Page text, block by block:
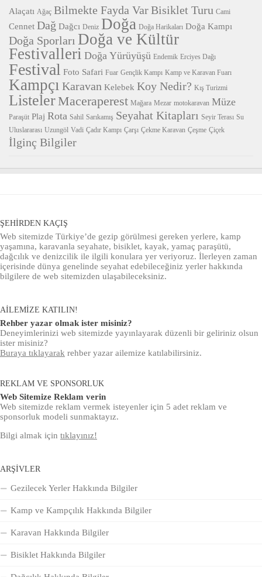
Alaçatı Ağaç Bilmekte Fayda VarBisiklet Turu Cami
Cennet Dağ Dağcı Deniz Doğa Doğa Harikaları Doğa Kampı
Doğa Sporları Doğa ve Kültür
Festivalleri Doğa Yürüyüşü Endemik Erciyes Dağı
Festival Foto Safari Fuar Gençlik Kampı Kamp ve Karavan Fuarı
Kampçı Karavan Kelebek Koy Nedir? Kış Turizmi
ListelerMaceraperest Mağara Mezar motokaravan Müze
Paraşüt Plaj Rota Sahil Sarıkamış Seyahat Kitapları Seyir Terası Su
Uluslararası Uzungöl Vadi Çadır Kampı Çarşı Çekme Karavan Çeşme Çiçek
İlginç Bilgiler
ŞEHIRDEN KAÇIŞ
Web sitemizde Türkiye’de gezip görülmesi gereken yerlere, kamp
yaşamına, karavanla seyahate, bisiklet, kayak, yamaç paraşütü,
dağcılık ve denizcilik ile ilgili konulara yer veriyoruz. İlerleyen zaman
içerisinde dünya genelinde seyahat edebileceğiniz yerler hakkında
bilgilere de web sitemizden ulaşabileceksiniz.
AILEMIZE KATILIN!
Rehber yazar olmak ister misiniz?
Deneyimlerinizi web sitemizde yayınlayarak düzenli bir geliriniz olsun
ister misiniz?
Buraya tıklayarak rehber yazar ailemize katılabilirsiniz.
REKLAM VE SPONSORLUK
Web Sitemize Reklam verin
Web sitemizde reklam vermek isteyenler için 5 adet reklam ve
sponsorluk modeli sunmaktayız.
Bilgi almak için tıklayınız!
ARŞIVLER
Gezilecek Yerler Hakkında Bilgiler
Kamp ve Kampçılık Hakkında Bilgiler
Karavan Hakkında Bilgiler
Bisiklet Hakkında Bilgiler